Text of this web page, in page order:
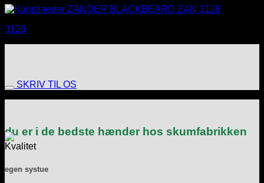
3126
SKRIV TIL OS
du er i de bedste hænder hos skumfabrikken
egen systue